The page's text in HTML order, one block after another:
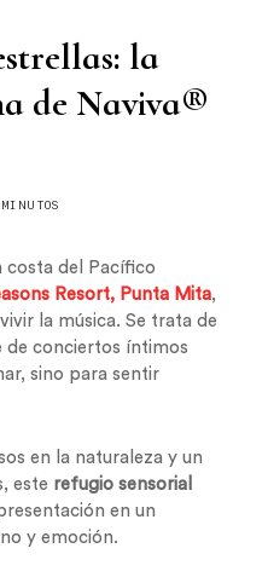
la
de Naviva®
costa del Pacífico
Resort, Punta Mita,
la música. Se trata de
de conciertos íntimos
sino para sentir
en la naturaleza y un
este refugio sensorial
en un
y emoción.